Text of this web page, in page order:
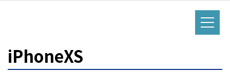
iPhoneXS